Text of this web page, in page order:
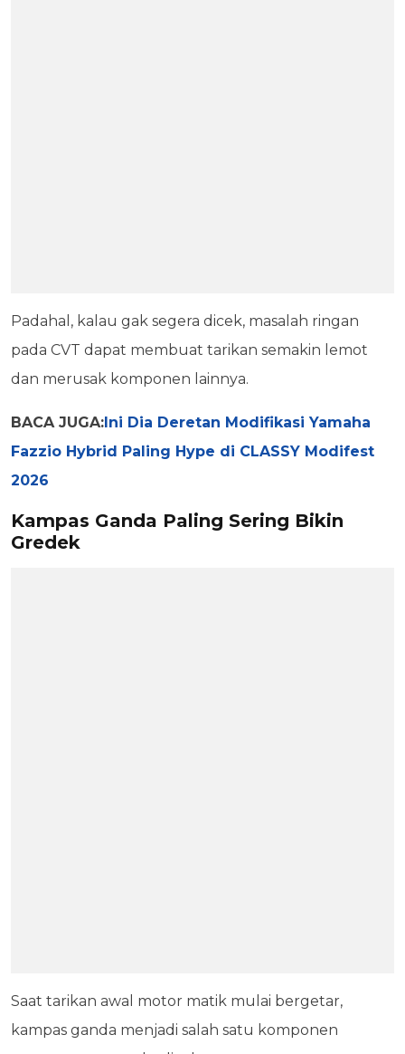
Padahal, kalau gak segera dicek, masalah ringan
pada CVT dapat membuat tarikan semakin lemot
dan merusak komponen lainnya.
BACA JUGA:Ini Dia Deretan Modifikasi Yamaha
Fazzio Hybrid Paling Hype di CLASSY Modifest
2026
Kampas Ganda Paling Sering Bikin
Gredek
Saat tarikan awal motor matik mulai bergetar,
kampas ganda menjadi salah satu komponen